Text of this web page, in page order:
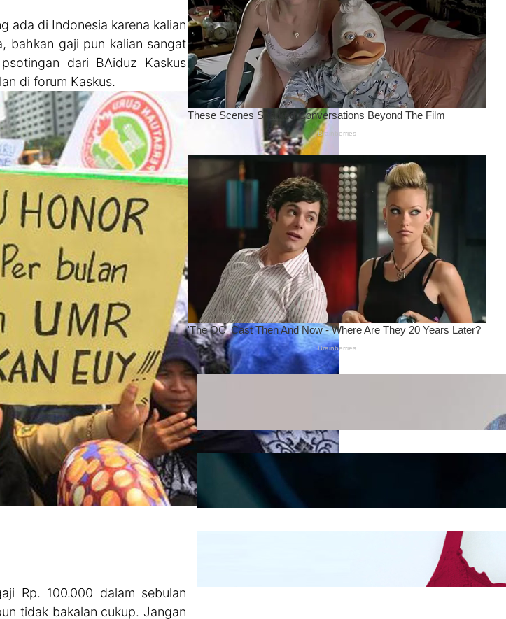
ada di Indonesia karena kalian
bahkan gaji pun kalian sangat
dari BAiduz Kaskus
di forum Kaskus.
Rp. 100.000 dalam sebulan
tidak bakalan cukup. Jangan
Wanita Pamer Pakaian
Kepribadian
Mengintip Kepribadian
Wanita Dari Warna Bra